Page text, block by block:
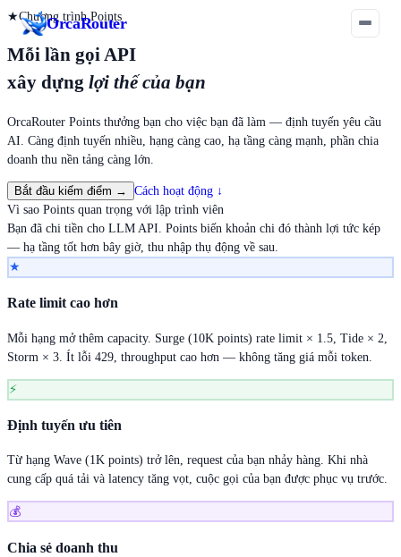
OrcaRouter
★Chương trình Points
Mỗi lần gọi API
xây dựng lợi thế của bạn
OrcaRouter Points thưởng bạn cho việc bạn đã làm — định tuyến yêu cầu
AI. Càng định tuyến nhiều, hạng càng cao, hạ tầng càng mạnh, phần chia
doanh thu nền tảng càng lớn.
Bắt đầu kiếm điểm → Cách hoạt động ↓
Vì sao Points quan trọng với lập trình viên
Bạn đã chi tiền cho LLM API. Points biến khoản chi đó thành lợi tức kép
— hạ tầng tốt hơn bây giờ, thu nhập thụ động về sau.
★
Rate limit cao hơn
Mỗi hạng mở thêm capacity. Surge (10K points) rate limit × 1.5, Tide × 2,
Storm × 3. Ít lỗi 429, throughput cao hơn — không tăng giá mỗi token.
⚡
Định tuyến ưu tiên
Từ hạng Wave (1K points) trở lên, request của bạn nhảy hàng. Khi nhà
cung cấp quá tải và latency tăng vọt, cuộc gọi của bạn được phục vụ trước.
💰
Chia sẻ doanh thu